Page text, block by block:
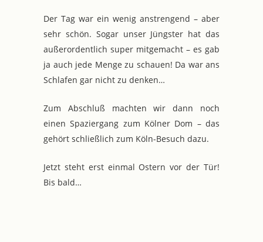
Der Tag war ein wenig anstrengend – aber
sehr schön. Sogar unser Jüngster hat das
außerordentlich super mitgemacht – es gab
ja auch jede Menge zu schauen! Da war ans
Schlafen gar nicht zu denken…
Zum Abschluß machten wir dann noch
einen Spaziergang zum Kölner Dom – das
gehört schließlich zum Köln-Besuch dazu.
Jetzt steht erst einmal Ostern vor der Tür!
Bis bald…